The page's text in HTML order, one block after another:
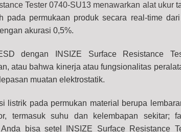
Tester 0740-SU13 menawarkan alat ukur
pada permukaan produk secara real-time
akurasi 0,5%.
dengan INSIZE Surface Resistance
atau bahwa kinerja atau fungsionalitas
muatan elektrostatik.
listrik pada permukan material berupa
termasuk suhu dan kelembapan sekitar;
Anda bisa setel
INSIZE Surface Resistance